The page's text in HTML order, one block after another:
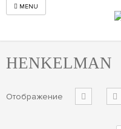
MENU
HENKELMAN
Отображение